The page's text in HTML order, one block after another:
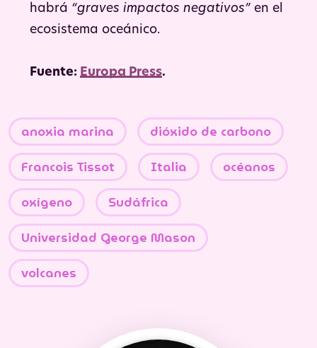
habrá “graves impactos negativos” en el
ecosistema oceánico.
Fuente: Europa Press.
anoxia marina
dióxido de carbono
Francois Tissot
Italia
océanos
oxígeno
Sudáfrica
Universidad George Mason
volcanes